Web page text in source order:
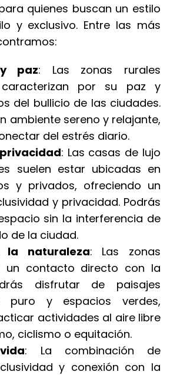
quienes buscan un estilo
y exclusivo. Entre las más
paz: Las zonas rurales
por su paz y
del bullicio de las ciudades.
ambiente sereno y relajante,
del estrés diario.
: Las casas de lujo
suelen estar ubicadas en
y privados, ofreciendo un
y privacidad. Podrás
sin la interferencia de
de la ciudad.
la naturaleza: Las zonas
un contacto directo con la
disfrutar de paisajes
puro y espacios verdes,
actividades al aire libre
ciclismo o equitación.
: La combinación de
y conexión con la